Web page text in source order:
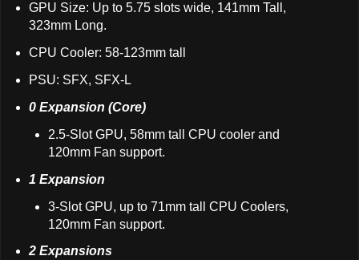
GPU Size: Up to 5.75 slots wide, 141mm Tall,
323mm Long.
CPU Cooler: 58-123mm tall
PSU: SFX, SFX-L
0 Expansion (Core)
2.5-Slot GPU, 58mm tall CPU cooler and
120mm Fan support.
1 Expansion
3-Slot GPU, up to 71mm tall CPU Coolers,
120mm Fan support.
2 Expansions